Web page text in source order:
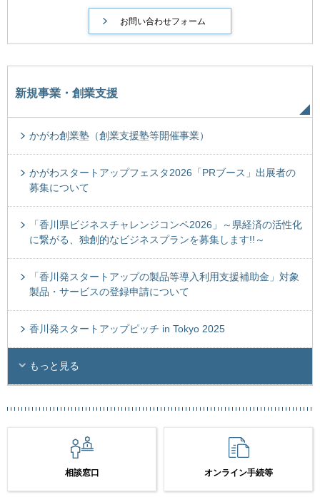
新規事業・創業支援
かがわ創業塾（創業支援塾等開催事業）
かがわスタートアップフェスタ2026「PRブース」出展者の
募集について
「香川県ビジネスチャレンジコンペ2026」～県経済の活性化
に繋がる、独創的なビジネスプランを募集します!!～
「香川発スタートアップの製品等導入利用支援補助金」対象
製品・サービスの登録申請について
香川発スタートアップピッチ in Tokyo 2025
もっと見る
相談窓口 オンライン手続等